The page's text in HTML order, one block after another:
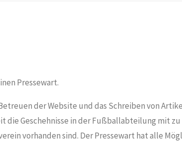
Pressewart.
der Website und das Schreiben von
Geschehnisse in der Fußballabteilung mit
vorhanden sind. Der Pressewart hat alle